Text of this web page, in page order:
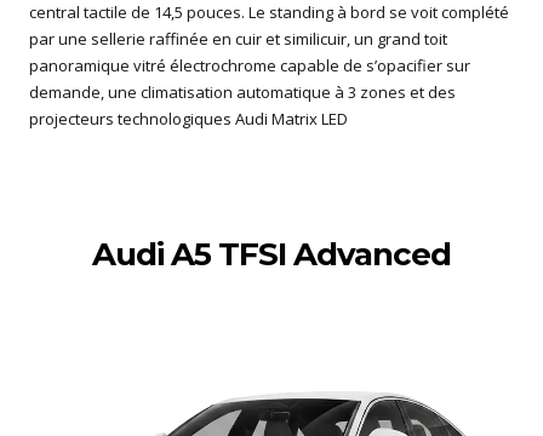
central tactile de 14,5 pouces. Le standing à bord se voit complété
par une sellerie raffinée en cuir et similicuir, un grand toit
panoramique vitré électrochrome capable de s’opacifier sur
demande, une climatisation automatique à 3 zones et des
projecteurs technologiques Audi Matrix LED
Audi A5 TFSI Advanced